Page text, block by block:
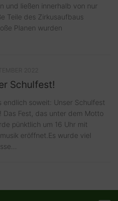
und ließen innerhalb von nur
Teile des Zirkusaufbaus
Planen wurden
Schulfest!
endlich soweit: Unser Schulfest
Das Fest, das unter dem Motto
pünktlich um 16 Uhr mit
eröffnet.Es wurde viel